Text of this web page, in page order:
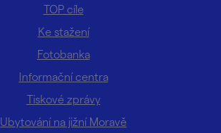
TOP cíle
Ke stažení
Fotobanka
Informační centra
Tiskové zprávy
Ubytování na jižní Moravě